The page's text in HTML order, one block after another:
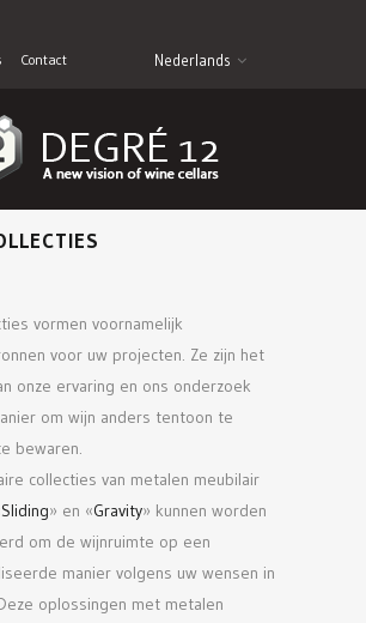
Contact Nederlands
vormen voornamelijk
voor uw projecten. Ze zijn het
onze ervaring en ons onderzoek
om wijn anders tentoon te
bewaren.
collecties van metalen meubilair
Sliding» en «Gravity» kunnen worden
om de wijnruimte op een
manier volgens uw wensen in
oplossingen met metalen